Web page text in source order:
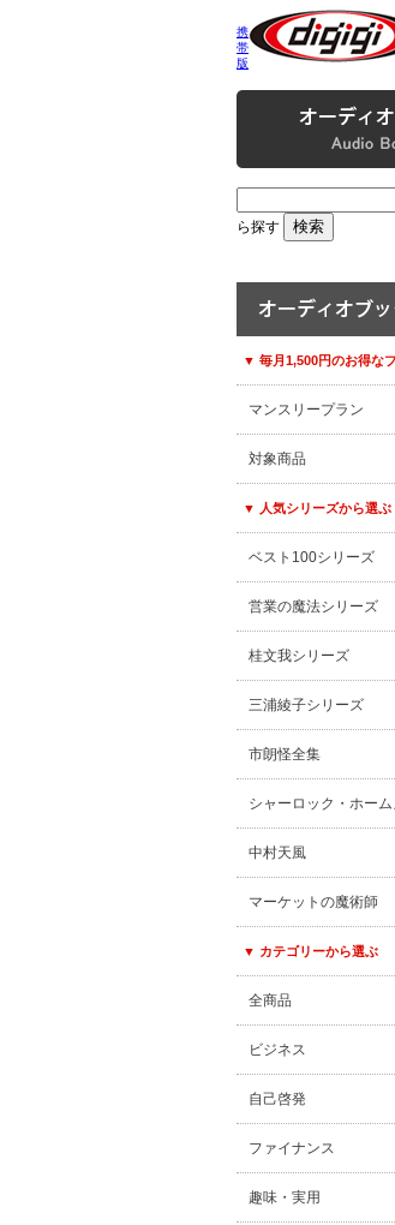
携
帯
版
ら探す
▼ 毎月1,500円のお得な
マンスリープラン
対象商品
▼ 人気シリーズから選ぶ
ベスト100シリーズ
営業の魔法シリーズ
桂文我シリーズ
三浦綾子シリーズ
市朗怪全集
シャーロック・ホー
中村天風
マーケットの魔術師
▼ カテゴリーから選ぶ
全商品
ビジネス
自己啓発
ファイナンス
趣味・実用